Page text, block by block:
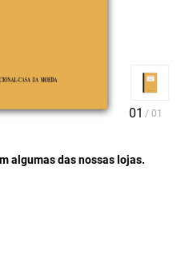
algumas das nossas lojas.